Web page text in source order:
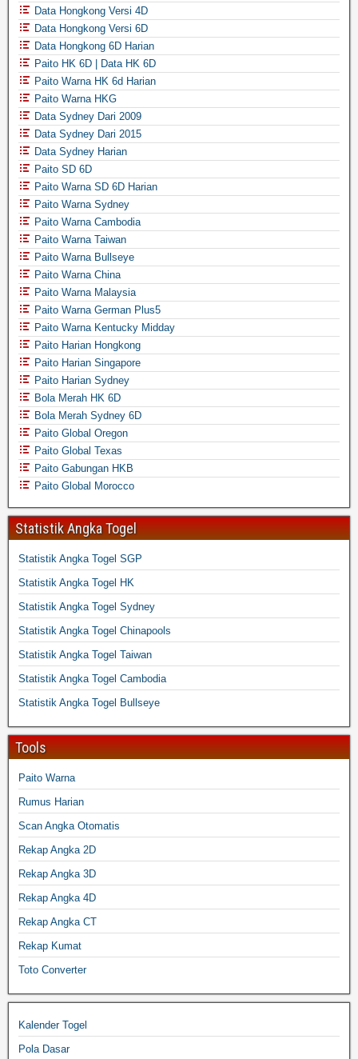
Data Hongkong Versi 4D
Data Hongkong Versi 6D
Data Hongkong 6D Harian
Paito HK 6D | Data HK 6D
Paito Warna HK 6d Harian
Paito Warna HKG
Data Sydney Dari 2009
Data Sydney Dari 2015
Data Sydney Harian
Paito SD 6D
Paito Warna SD 6D Harian
Paito Warna Sydney
Paito Warna Cambodia
Paito Warna Taiwan
Paito Warna Bullseye
Paito Warna China
Paito Warna Malaysia
Paito Warna German Plus5
Paito Warna Kentucky Midday
Paito Harian Hongkong
Paito Harian Singapore
Paito Harian Sydney
Bola Merah HK 6D
Bola Merah Sydney 6D
Paito Global Oregon
Paito Global Texas
Paito Gabungan HKB
Paito Global Morocco
Statistik Angka Togel
Statistik Angka Togel SGP
Statistik Angka Togel HK
Statistik Angka Togel Sydney
Statistik Angka Togel Chinapools
Statistik Angka Togel Taiwan
Statistik Angka Togel Cambodia
Statistik Angka Togel Bullseye
Tools
Paito Warna
Rumus Harian
Scan Angka Otomatis
Rekap Angka 2D
Rekap Angka 3D
Rekap Angka 4D
Rekap Angka CT
Rekap Kumat
Toto Converter
Kalender Togel
Pola Dasar